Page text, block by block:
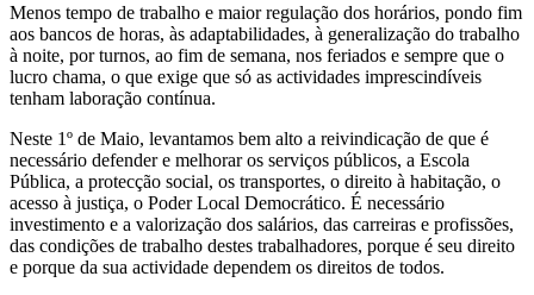
Menos tempo de trabalho e maior regulação dos horários, pondo fim
aos bancos de horas, às adaptabilidades, à generalização do trabalho
à noite, por turnos, ao fim de semana, nos feriados e sempre que o
lucro chama, o que exige que só as actividades imprescindíveis
tenham laboração contínua.
Neste 1º de Maio, levantamos bem alto a reivindicação de que é
necessário defender e melhorar os serviços públicos, a Escola
Pública, a protecção social, os transportes, o direito à habitação, o
acesso à justiça, o Poder Local Democrático. É necessário
investimento e a valorização dos salários, das carreiras e profissões,
das condições de trabalho destes trabalhadores, porque é seu direito
e porque da sua actividade dependem os direitos de todos.